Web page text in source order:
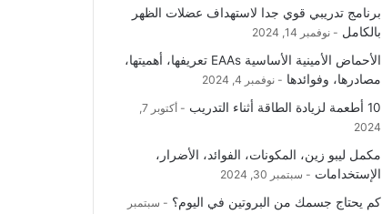
ع
R
برنامج تدريبي قوي جدا لاستهداف عضلات الظهر
بالكامل
نوفمبر 14, 2024
الأحماض الأمينية الأساسية EAAs تعريفها، أهميتها،
مصادرها، وفوائدها
نوفمبر 4, 2024
10 أطعمة لزيادة الطاقة أثناء التدريب
أكتوبر 7,
2024
مكمل ليبو زين، المكونات، الفوائد، الأضرار،
الإستخدامات
سبتمبر 30, 2024
كم يحتاج جسمك من البروتين في اليوم؟
سبتمبر